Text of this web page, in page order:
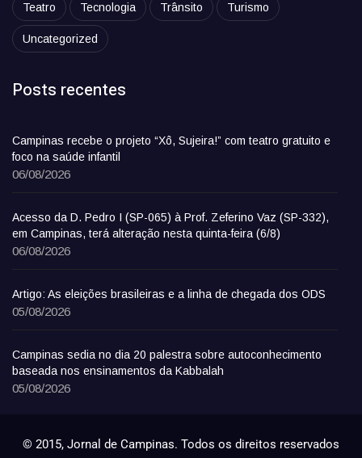
Teatro Tecnologia Trânsito Turismo
Uncategorized
Posts recentes
Campinas recebe o projeto “Xô, Sujeira!” com teatro gratuito e
foco na saúde infantil
06/08/2026
Acesso da D. Pedro I (SP-065) à Prof. Zeferino Vaz (SP-332),
em Campinas, terá alteração nesta quinta-feira (6/8)
06/08/2026
Artigo: As eleições brasileiras e a linha de chegada dos ODS
05/08/2026
Campinas sedia no dia 20 palestra sobre autoconhecimento
baseada nos ensinamentos da Kabbalah
05/08/2026
© 2015, Jornal de Campinas. Todos os direitos reservados